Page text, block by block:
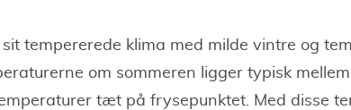
tempererede klima med milde vintre og
om sommeren ligger typisk mellem
tæt på frysepunktet. Med disse